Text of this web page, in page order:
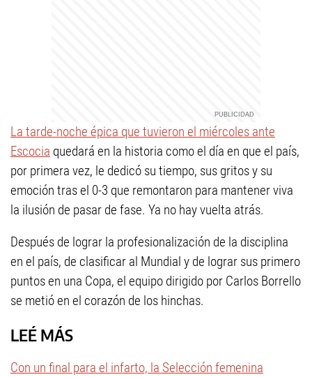
La tarde-noche épica que tuvieron el miércoles ante
Escocia quedará en la historia como el día en que el país,
por primera vez, le dedicó su tiempo, sus gritos y su
emoción tras el 0-3 que remontaron para mantener viva
la ilusión de pasar de fase. Ya no hay vuelta atrás.
Después de lograr la profesionalización de la disciplina
en el país, de clasificar al Mundial y de lograr sus primero
puntos en una Copa, el equipo dirigido por Carlos Borrello
se metió en el corazón de los hinchas.
LEÉ MÁS
Con un final para el infarto, la Selección femenina